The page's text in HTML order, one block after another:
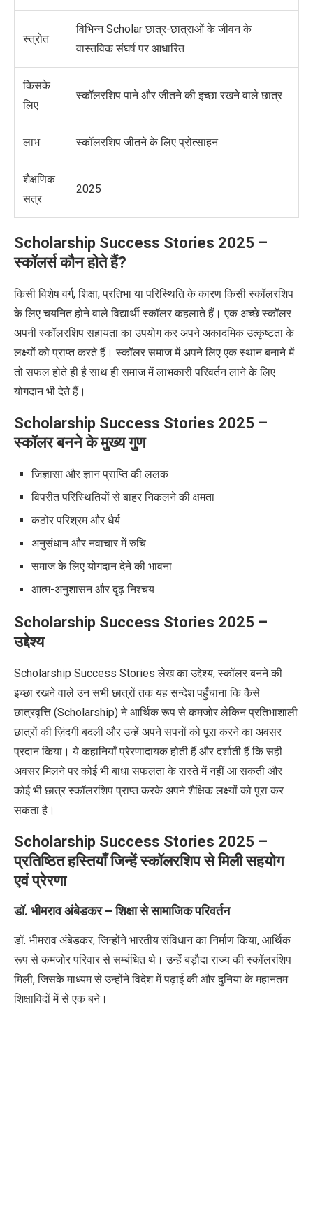
स्त्रोत
विभिन्नScholarछात्र-छात्राओं के जीवन के
वास्तविक संघर्ष पर आधारित
किसके
लिए
स्कॉलरशिप पाने और जीतने की इच्छा रखने वाले छात्र
लाभ स्कॉलरशिप जीतने के लिए प्रोत्साहन
शैक्षणिक
सत्र
2025
Scholarship Success Stories 2025 –
स्कॉलर्स कौन होते हैं?
किसी विशेष वर्ग,शिक्षा,प्रतिभा या परिस्थिति के कारण किसी स्कॉलरशिप
के लिए चयनित होने वाले विद्यार्थी स्कॉलर कहलाते हैं। एक अच्छे स्कॉलर
अपनी स्कॉलरशिप सहायता का उपयोग कर अपने अकादमिक उत्कृष्टता के
लक्ष्यों को प्राप्त करते हैं। स्कॉलर समाज में अपने लिए एक स्थान बनाने में
तो सफल होते ही है साथ ही समाज में लाभकारी परिवर्तन लाने के लिए
योगदान भी देते हैं।
Scholarship Success Stories 2025 –
स्कॉलर बनने के मुख्य गुण
जिज्ञासा और ज्ञान प्राप्ति की ललक
विपरीत परिस्थितियों से बाहर निकलने की क्षमता
कठोर परिश्रम और धैर्य
अनुसंधान और नवाचार में रुचि
समाज के लिए योगदान देने की भावना
आत्म-अनुशासन और दृढ़ निश्चय
Scholarship Success Stories 2025 –
उद्देश्य
Scholarship Success Storiesलेख का उद्देश्य,स्कॉलर बनने की
इच्छा रखने वाले उन सभी छात्रों तक यह सन्देश पहुँचाना कि कैसे
छात्रवृत्ति (Scholarship)ने आर्थिक रूप से कमजोर लेकिन प्रतिभाशाली
छात्रों की ज़िंदगी बदली और उन्हें अपने सपनों को पूरा करने का अवसर
प्रदान किया। ये कहानियाँ प्रेरणादायक होती हैं और दर्शाती हैं कि सही
अवसर मिलने पर कोई भी बाधा सफलता के रास्ते में नहीं आ सकती और
कोई भी छात्र स्कॉलरशिप प्राप्त करके अपने शैक्षिक लक्ष्यों को पूरा कर
सकता है।
Scholarship Success Stories 2025 –
प्रतिष्ठित हस्तियाँ जिन्हें स्कॉलरशिप से मिली सहयोग
एवं प्रेरणा
डॉ. भीमराव अंबेडकर – शिक्षा से सामाजिक परिवर्तन
डॉ. भीमराव अंबेडकर,जिन्होंने भारतीय संविधान का निर्माण किया, आर्थिक
रूप से कमजोर परिवार से सम्बंधित थे। उन्हें बड़ौदा राज्य की स्कॉलरशिप
मिली,जिसके माध्यम से उन्होंने विदेश में पढ़ाई की और दुनिया के महानतम
शिक्षाविदों में से एक बने।